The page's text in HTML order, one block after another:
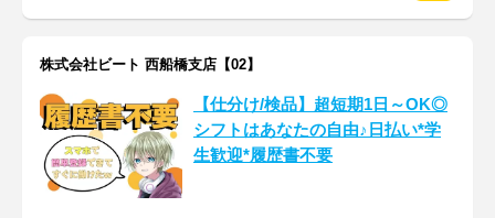
株式会社ビート 西船橋支店【02】
【仕分け/検品】超短期1日～OK◎
シフトはあなたの自由♪日払い*学
生歓迎*履歴書不要